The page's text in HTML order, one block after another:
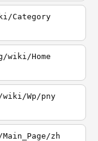
Category
Home
Wp/pny
zh